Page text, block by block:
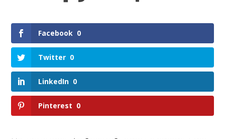
Facebook 0
Twitter 0
LinkedIn 0
Pinterest 0